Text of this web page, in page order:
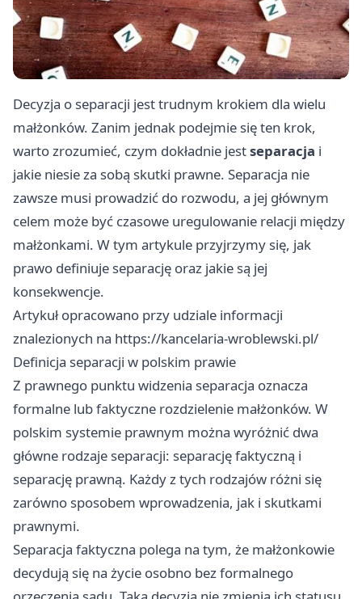
Decyzja o separacji jest trudnym krokiem dla wielu
małżonków. Zanim jednak podejmie się ten krok,
warto zrozumieć, czym dokładnie jestseparacja i
jakie niesie za sobą skutki prawne. Separacja nie
zawsze musi prowadzić do rozwodu, a jej głównym
celem może być czasowe uregulowanie relacji między
małżonkami. W tym artykule przyjrzymy się, jak
prawo definiuje separację oraz jakie są jej
konsekwencje.
Artykuł opracowano przy udziale informacji
znalezionych na https://kancelaria-wroblewski.pl/
Definicja separacji w polskim prawie
Z prawnego punktu widzenia separacja oznacza
formalne lub faktyczne rozdzielenie małżonków. W
polskim systemie prawnym można wyróżnić dwa
główne rodzaje separacji: separację faktyczną i
separację prawną. Każdy z tych rodzajów różni się
zarówno sposobem wprowadzenia, jak i skutkami
prawnymi.
Separacja faktyczna polega na tym, że małżonkowie
decydują się na życie osobno bez formalnego